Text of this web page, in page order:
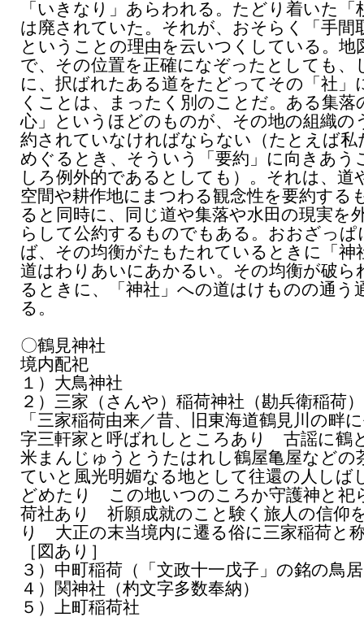
「いきなり」あらわれる。たどり着いた「
は廃されていた。それが、おそらく「手間
ということの理由を云いつくしている。地
で、その位置を正確になぞったとしても、
に、択ばれたある道をたどってその「社」
くことは、まったく別のことだ。ある集落
心」というほどのものが、その地の組織の
約されていなければならない（たとえば私
めぐるとき、そういう「要約」に向きあう
しろ例外的であるとしても）。それは、道
空間や耕作地にまつわる観念性を要約する
ると同時に、同じ道や集落や水田の現実を
らして公約するものでもある。おおざっぱ
ば、その均衡がたもたれているときに「神
道はわりあいにあかるい。その均衡が破ら
るときに、「神社」への道はけものの通う
る。
〇鶴見神社
境内配祀
１）大鳥神社
２）三家（さんや）稲荷神社（勘兵衛稲荷）
「三家稲荷由来／昔、旧東海道鶴見川の畔
字三軒家と呼ばれしところあり 古謡に鶴
米まんじゅうとうたはれし鶴屋亀屋などの
ていと風光明媚なる地として往還の人しば
どめたり この地いつのころか守護神と祀
荷社あり 祈願成就のこと験く旅人の信仰
り 大正の末当境内に遷る俗に三家稲荷と
［図あり］
３）中町稲荷（「文政十一戊子」の銘の鳥
４）関神社（杓文字多数奉納）
５）上町稲荷社